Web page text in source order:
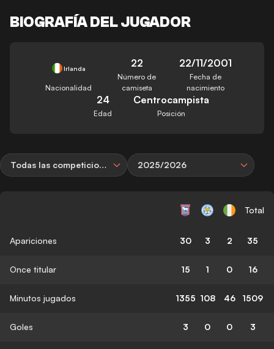
BIOGRAFÍA DEL JUGADOR
Irlanda
Nacionalidad
22
Número de
camiseta
22/11/2001
Fecha de
nacimiento
24
Edad
Centrocampista
Posición
Todas las competiciones 2025/2026
Total
Apariciones 30 3 2 35
Once titular 15 1 0 16
Minutos jugados 1355 108 46 1509
Goles 3 0 0 3